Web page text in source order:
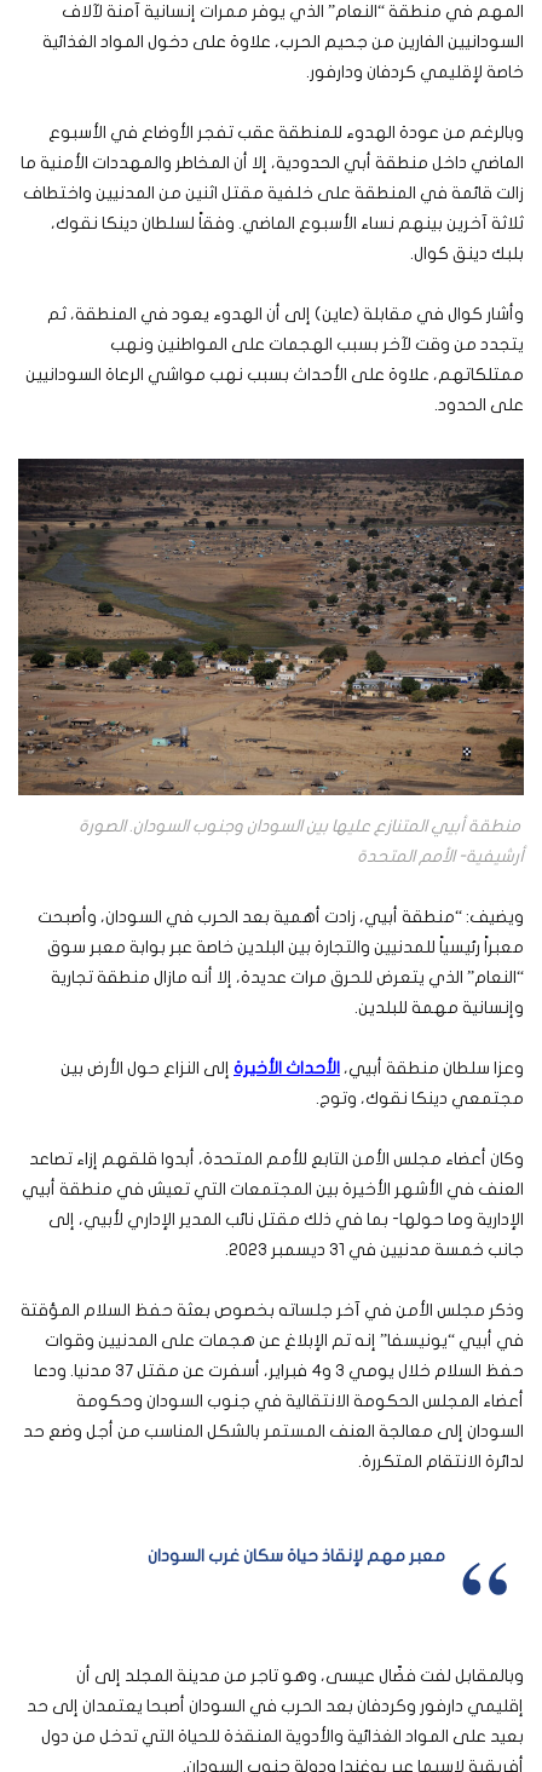
المهم في منطقة “النعام” الذي يوفر ممرات إنسانية آمنة لآلاف
السودانيين الفارين من جحيم الحرب، علاوة على دخول المواد الغذائية
خاصة لإقليمي كردفان ودارفور.
وبالرغم من عودة الهدوء للمنطقة عقب تفجر الأوضاع في الأسبوع
الماضي داخل منطقة أبي الحدودية، إلا أن المخاطر والمهددات الأمنية ما
زالت قائمة في المنطقة على خلفية مقتل اثنين من المدنيين واختطاف
ثلاثة آخرين بينهم نساء الأسبوع الماضي. وفقاً لسلطان دينكا نقوك،
بلبك دينق كوال.
وأشار كوال في مقابلة (عاين) إلى أن الهدوء يعود في المنطقة، ثم
يتجدد من وقت لآخر بسبب الهجمات على المواطنين ونهب
ممتلكاتهم، علاوة على الأحداث بسبب نهب مواشي الرعاة السودانيين
على الحدود.
منطقة أبيي المتنازع عليها بين السودان وجنوب السودان. الصورة
أرشيفية- الأمم المتحدة
ويضيف: “منطقة أبيي، زادت أهمية بعد الحرب في السودان، وأصبحت
معبراً رئيسياً للمدنيين والتجارة بين البلدين خاصة عبر بوابة معبر سوق
“النعام” الذي يتعرض للحرق مرات عديدة، إلا أنه مازال منطقة تجارية
وإنسانية مهمة للبلدين.
وعزا سلطان منطقة أبيي، الأحداث الأخيرة إلى النزاع حول الأرض بين
مجتمعي دينكا نقوك، وتوج.
وكان أعضاء مجلس الأمن التابع للأمم المتحدة، أبدوا قلقهم إزاء تصاعد
العنف في الأشهر الأخيرة بين المجتمعات التي تعيش في منطقة أبيي
الإدارية وما حولها- بما في ذلك مقتل نائب المدير الإداري لأبيي، إلى
جانب خمسة مدنيين في 31 ديسمبر 2023.
وذكر مجلس الأمن في آخر جلساته بخصوص بعثة حفظ السلام المؤقتة
في أبيي “يونيسفا” إنه تم الإبلاغ عن هجمات على المدنيين وقوات
حفظ السلام خلال يومي 3 و4 فبراير، أسفرت عن مقتل 37 مدنيا. ودعا
أعضاء المجلس الحكومة الانتقالية في جنوب السودان وحكومة
السودان إلى معالجة العنف المستمر بالشكل المناسب من أجل وضع حد
لدائرة الانتقام المتكررة.
معبر مهم لإنقاذ حياة سكان غرب السودان
وبالمقابل لفت فضّال عيسى، وهو تاجر من مدينة المجلد إلى أن
إقليمي دارفور وكردفان بعد الحرب في السودان أصبحا يعتمدان إلى حد
بعيد على المواد الغذائية والأدوية المنقذة للحياة التي تدخل من دول
أفريقية لاسيما عبر يوغندا ودولة جنوب السودان.